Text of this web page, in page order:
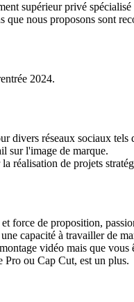
supérieur privé
nous proposons sont
2024.
divers réseaux sociaux
sur l'image de marque.
réalisation de projets
force de proposition,
capacité à travailler de
vidéo mais que
Pro ou Cap Cut, est un plus.